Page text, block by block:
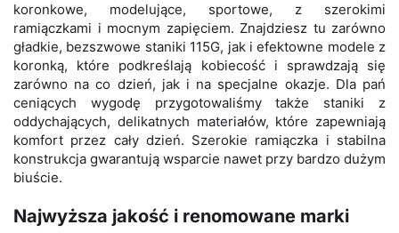
koronkowe, modelujące, sportowe, z szerokimi
ramiączkami i mocnym zapięciem. Znajdziesz tu zarówno
gładkie, bezszwowe staniki 115G, jak i efektowne modele z
koronką, które podkreślają kobiecość i sprawdzają się
zarówno na co dzień, jak i na specjalne okazje. Dla pań
ceniących wygodę przygotowaliśmy także staniki z
oddychających, delikatnych materiałów, które zapewniają
komfort przez cały dzień. Szerokie ramiączka i stabilna
konstrukcja gwarantują wsparcie nawet przy bardzo dużym
biuście.
Najwyższa jakość i renomowane marki